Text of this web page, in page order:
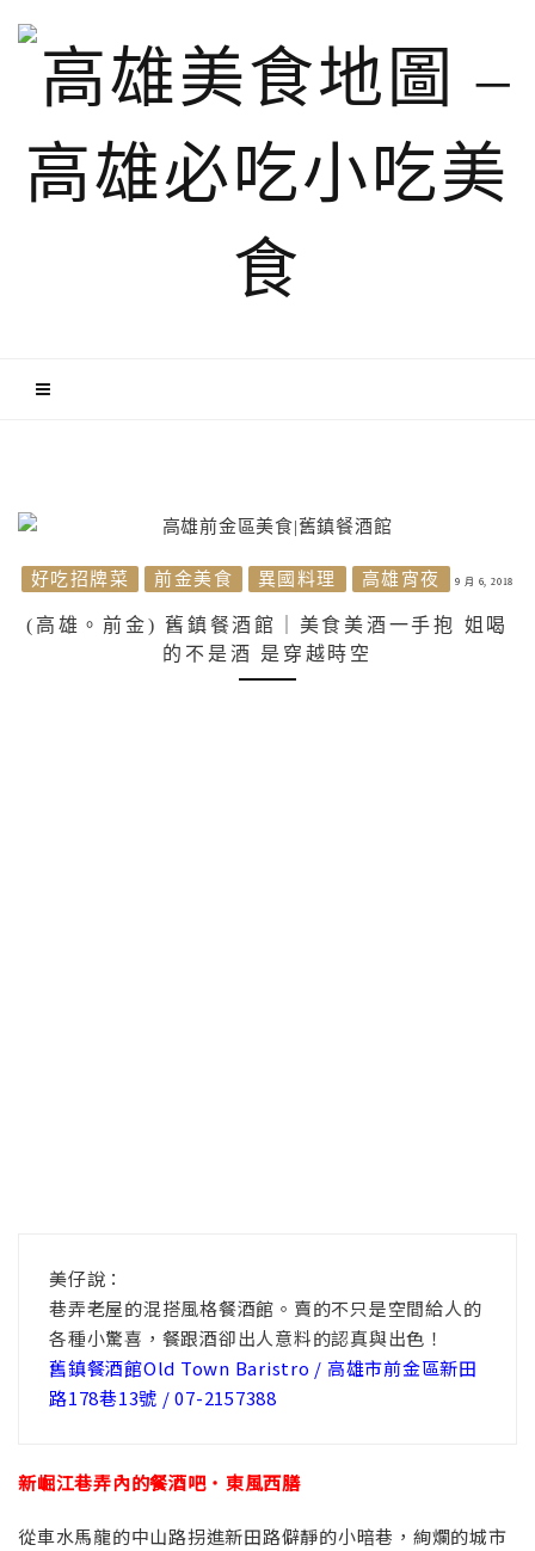
好吃招牌菜 前金美食 異國料理 高雄宵夜 9 月 6, 2018
(高雄。前金) 舊鎮餐酒館｜美食美酒一手抱 姐喝
的不是酒 是穿越時空
美仔說：
巷弄老屋的混搭風格餐酒館。賣的不只是空間給人的
各種小驚喜，餐跟酒卻出人意料的認真與出色！
舊鎮餐酒館Old Town Baristro / 高雄市前金區新田
路178巷13號 / 07-2157388
新崛江巷弄內的餐酒吧 ˙ 東風西膳
從車水馬龍的中山路拐進新田路僻靜的小暗巷，絢爛的城市